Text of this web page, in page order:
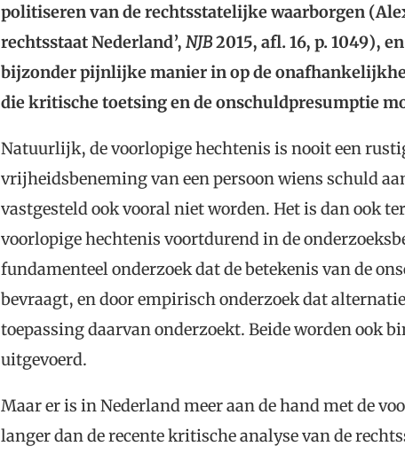
politiseren van de rechtsstatelijke waarborgen
rechtsstaat Nederland’, NJB2015, afl. 16, p. 1049),
bijzonder pijnlijke manier in op de
die kritische toetsing en de onschuldpresumptie
Natuurlijk, de voorlopige hechtenis is nooit een
vrijheidsbeneming van een persoon wiens schuld
vastgesteld ook vooral niet worden. Het is dan ook
voorlopige hechtenis voortdurend in de
fundamenteel onderzoek dat de betekenis van de
bevraagt, en door empirisch onderzoek dat
toepassing daarvan onderzoekt. Beide worden ook
uitgevoerd.
Maar er is in Nederland meer aan de hand met de
langer dan de recente kritische analyse van de